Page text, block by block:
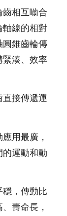
相互嚙合
線的相對
錐齒輪傳
湊、效率
接傳遞運
用最廣，
運動和動
，傳動比
壽命長，